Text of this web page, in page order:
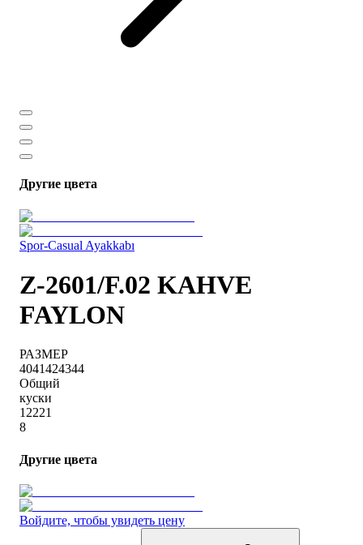
Другие цвета
Spor-Casual Ayakkabı
Z-2601/F.02 KAHVE
FAYLON
РАЗМЕР
4041424344
Общий
куски
12221
8
Другие цвета
Войдите, чтобы увидеть цену